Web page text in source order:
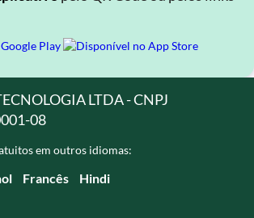
LTDA - CNPJ
08
em outros idiomas:
Francês Hindi